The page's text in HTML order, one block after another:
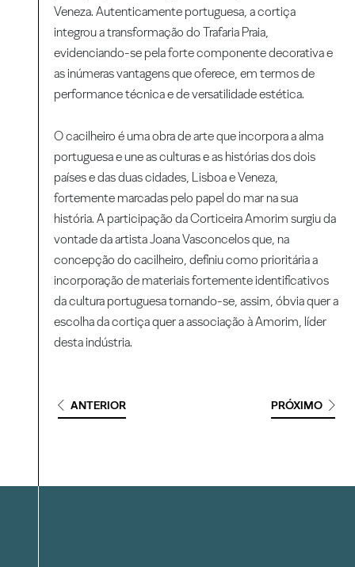
Veneza. Autenticamente portuguesa, a cortiça
integrou a transformação do Trafaria Praia,
evidenciando-se pela forte componente decorativa e
as inúmeras vantagens que oferece, em termos de
performance técnica e de versatilidade estética.
O cacilheiro é uma obra de arte que incorpora a alma
portuguesa e une as culturas e as histórias dos dois
países e das duas cidades, Lisboa e Veneza,
fortemente marcadas pelo papel do mar na sua
história. A participação da Corticeira Amorim surgiu da
vontade da artista Joana Vasconcelos que, na
concepção do cacilheiro, definiu como prioritária a
incorporação de materiais fortemente identificativos
da cultura portuguesa tornando-se, assim, óbvia quer a
escolha da cortiça quer a associação à Amorim, líder
desta indústria.
ANTERIOR PRÓXIMO